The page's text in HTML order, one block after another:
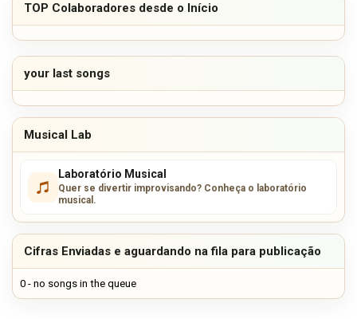
TOP Colaboradores desde o Início
your last songs
Musical Lab
Laboratório Musical
Quer se divertir improvisando? Conheça o laboratório
musical.
Cifras Enviadas e aguardando na fila para publicação
0 - no songs in the queue